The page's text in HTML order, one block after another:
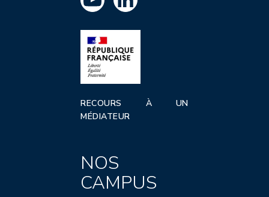
RECOURS À UN
MÉDIATEUR
NOS
CAMPUS